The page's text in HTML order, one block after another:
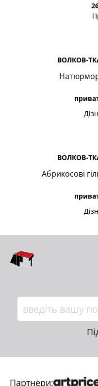
ВОЛКОВ-
ВОЛКОВ-
Абрикосові
Партнери: